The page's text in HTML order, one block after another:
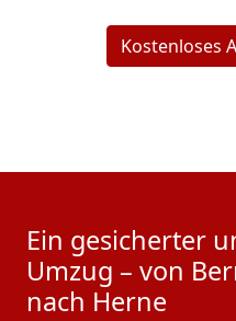
Kostenloses
Ein gesicherter
Umzug – von
nach Herne